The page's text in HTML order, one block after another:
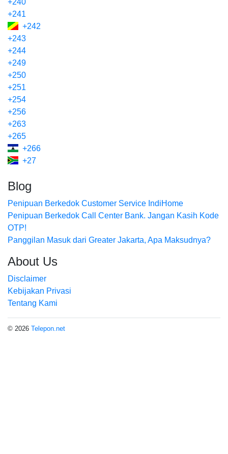
+240
+241
+242
+243
+244
+249
+250
+251
+254
+256
+263
+265
+266
+27
Blog
Penipuan Berkedok Customer Service IndiHome
Penipuan Berkedok Call Center Bank. Jangan Kasih Kode
OTP!
Panggilan Masuk dari Greater Jakarta, Apa Maksudnya?
About Us
Disclaimer
Kebijakan Privasi
Tentang Kami
© 2026 Telepon.net